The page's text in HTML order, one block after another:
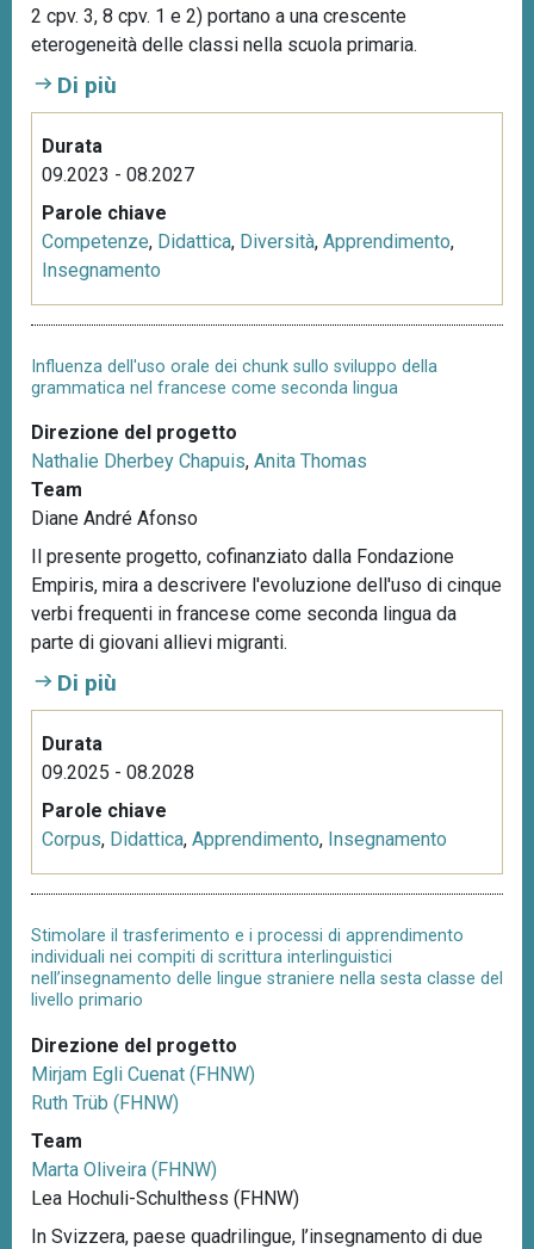
2 cpv. 3, 8 cpv. 1 e 2) portano a una crescente
eterogeneità delle classi nella scuola primaria.
Di più
Durata
09.2023 - 08.2027
Parole chiave
Competenze, Didattica, Diversità, Apprendimento,
Insegnamento
Influenza dell'uso orale dei chunk sullo sviluppo della
grammatica nel francese come seconda lingua
Direzione del progetto
Nathalie Dherbey Chapuis, Anita Thomas
Team
Diane André Afonso
Il presente progetto, cofinanziato dalla Fondazione
Empiris, mira a descrivere l'evoluzione dell'uso di cinque
verbi frequenti in francese come seconda lingua da
parte di giovani allievi migranti.
Di più
Durata
09.2025 - 08.2028
Parole chiave
Corpus, Didattica, Apprendimento, Insegnamento
Stimolare il trasferimento e i processi di apprendimento
individuali nei compiti di scrittura interlinguistici
nell’insegnamento delle lingue straniere nella sesta classe del
livello primario
Direzione del progetto
Mirjam Egli Cuenat (FHNW)
Ruth Trüb (FHNW)
Team
Marta Oliveira (FHNW)
Lea Hochuli-Schulthess (FHNW)
In Svizzera, paese quadrilingue, l’insegnamento di due